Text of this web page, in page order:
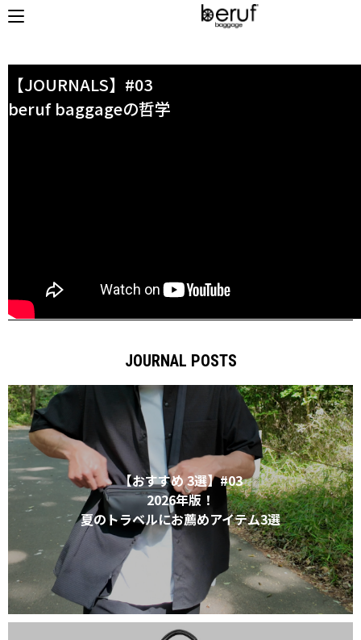
収納サイズ
XS｜5リッター以下
S｜10リッター以下
タブレット｜11インチ相当
ノートPC｜14インチ相当
ノートPC｜16インチ相当
商品価格
¥10,000 - ¥19,999
¥30,000 - ¥39,999
¥40,000 - ¥49,999
¥50,000 - ¥99,999
¥100,000 -
ニュース
ブランドストーリー
STORY
ジャーナル
取扱店舗
ショッピングガイド
アフターケア
メンバーシップ
FAQ｜よくある質問
INTERNATIONAL SHIPPING
新規会員登録
ログイン
マイページ
お問い合わせ
ショッピングカート
【JOURNALS】#03
beruf baggageの哲学
JOURNAL POSTS
【おすすめ 3選】#03
2026年版！
夏のトラベルにお薦めアイテム3選